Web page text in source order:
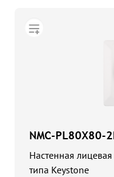
NMC-PL80X80-
Настенная
типа Keystone